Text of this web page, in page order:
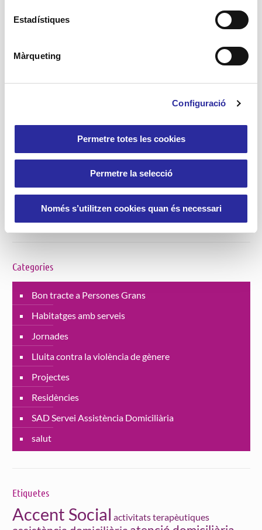
Estadístiques
Màrqueting
Configuració
Permetre totes les cookies
Permetre la selecció
Només s’utilitzen cookies quan és necessari
Des d'Accent Social, hem assistit a la jornada
La situació del sensellarisme a Barcelona".
6 Llegir més
Cerca
Categories
Bon tracte a Persones Grans
Habitatges amb serveis
Jornades
Lluita contra la violència de gènere
Projectes
Residències
SAD Servei Assistència Domiciliària
salut
Etiquetes
Accent Social activitats terapèutiques